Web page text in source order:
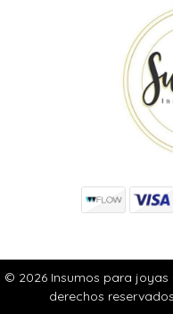
© 2026 Insumos para joyas
derechos reservados.